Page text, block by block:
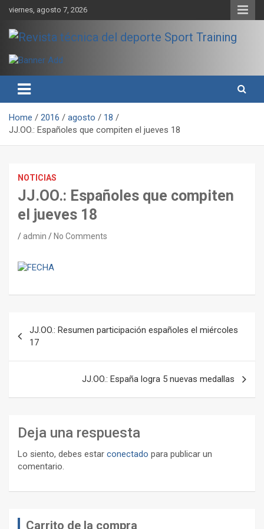
Skip
content
viernes, agosto 7, 2026
Revista técnica del deporte
Sport Training
rendimiento, nutrición y entrenamiento.
Home 2016 agosto
18
JJ.OO.: Españoles que compiten el jueves 18
NOTICIAS
JJ.OO.: Españoles que compiten
el jueves 18
admin No Comments
de
entradas
JJ.OO.: Resumen participación españoles el miércoles
17
JJ.OO.: España logra 5 nuevas medallas
Deja una respuesta
Lo siento, debes estar conectado para publicar un
comentario.
Carrito de la compra